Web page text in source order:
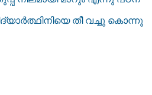
തീ വച്ചു കൊന്നു